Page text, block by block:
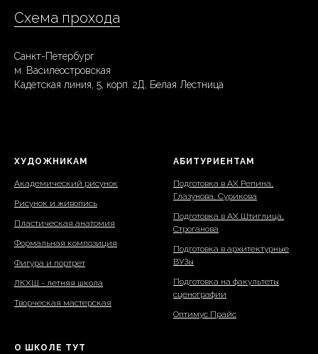
Схема прохода
Санкт-Петербург
м. Василеостровская
Кадетская линия, 5, корп. 2Д, Белая Лестница
ХУДОЖНИКАМ
Академический рисунок
Рисунок и живопись
Пластическая анатомия
Формальная композиция
Фигура и портрет
ЛКХШ - летняя школа
Творческая мастерская
АБИТУРИЕНТАМ
Подготовка в АХ Репина,
Глазунова, Сурикова
Подготовка в АХ Штиглица,
Строганова
Подготовка в архитектурные
ВУЗы
Подготовка на факультеты
сценографии
Оптимус Прайс
О ШКОЛЕ ТУТ